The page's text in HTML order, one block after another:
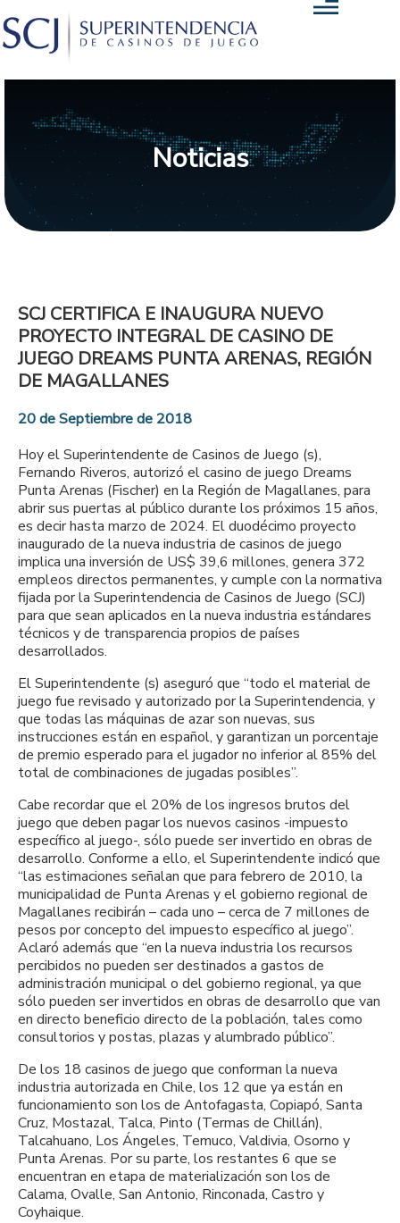
Noticias
SCJ CERTIFICA E INAUGURA NUEVO
PROYECTO INTEGRAL DE CASINO DE
JUEGO DREAMS PUNTA ARENAS, REGIÓN
DE MAGALLANES
20 de Septiembre de 2018
Hoy el Superintendente de Casinos de Juego (s),
Fernando Riveros, autorizó el casino de juego Dreams
Punta Arenas (Fischer) en la Región de Magallanes, para
abrir sus puertas al público durante los próximos 15 años,
es decir hasta marzo de 2024. El duodécimo proyecto
inaugurado de la nueva industria de casinos de juego
implica una inversión de US$ 39,6 millones, genera 372
empleos directos permanentes, y cumple con la normativa
fijada por la Superintendencia de Casinos de Juego (SCJ)
para que sean aplicados en la nueva industria estándares
técnicos y de transparencia propios de países
desarrollados.
El Superintendente (s) aseguró que “todo el material de
juego fue revisado y autorizado por la Superintendencia, y
que todas las máquinas de azar son nuevas, sus
instrucciones están en español, y garantizan un porcentaje
de premio esperado para el jugador no inferior al 85% del
total de combinaciones de jugadas posibles”.
Cabe recordar que el 20% de los ingresos brutos del
juego que deben pagar los nuevos casinos -impuesto
específico al juego-, sólo puede ser invertido en obras de
desarrollo. Conforme a ello, el Superintendente indicó que
“las estimaciones señalan que para febrero de 2010, la
municipalidad de Punta Arenas y el gobierno regional de
Magallanes recibirán – cada uno – cerca de 7 millones de
pesos por concepto del impuesto específico al juego”.
Aclaró además que “en la nueva industria los recursos
percibidos no pueden ser destinados a gastos de
administración municipal o del gobierno regional, ya que
sólo pueden ser invertidos en obras de desarrollo que van
en directo beneficio directo de la población, tales como
consultorios y postas, plazas y alumbrado público”.
De los 18 casinos de juego que conforman la nueva
industria autorizada en Chile, los 12 que ya están en
funcionamiento son los de Antofagasta, Copiapó, Santa
Cruz, Mostazal, Talca, Pinto (Termas de Chillán),
Talcahuano, Los Ángeles, Temuco, Valdivia, Osorno y
Punta Arenas. Por su parte, los restantes 6 que se
encuentran en etapa de materialización son los de
Calama, Ovalle, San Antonio, Rinconada, Castro y
Coyhaique.